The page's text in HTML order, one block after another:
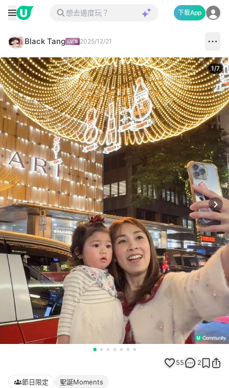
下載App
Black Tang 2025/12/21
1/7
55 2
節日限定 聖誕Moments